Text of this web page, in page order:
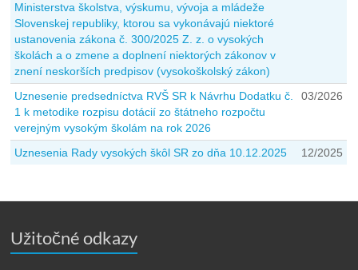
Ministerstva školstva, výskumu, vývoja a mládeže
Slovenskej republiky, ktorou sa vykonávajú niektoré
ustanovenia zákona č. 300/2025 Z. z. o vysokých
školách a o zmene a doplnení niektorých zákonov v
znení neskorších predpisov (vysokoškolský zákon)
Uznesenie predsedníctva RVŠ SR k Návrhu Dodatku č.
1 k metodike rozpisu dotácií zo štátneho rozpočtu
verejným vysokým školám na rok 2026
03/2026
Uznesenia Rady vysokých škôl SR zo dňa 10.12.2025 12/2025
Užitočné odkazy